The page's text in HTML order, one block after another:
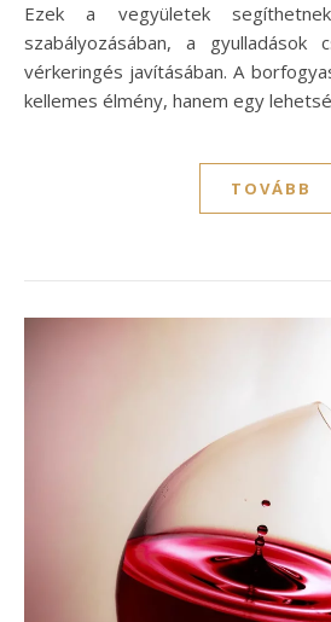
Ezek a vegyületek
szabályozásában, a gyulladások
vérkeringés javításában. A
kellemes élmény, hanem egy
TOVÁBB